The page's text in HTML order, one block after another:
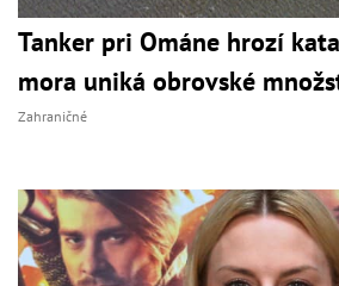
Tanker pri Ománe hrozí
mora uniká obrovské
Zahraničné